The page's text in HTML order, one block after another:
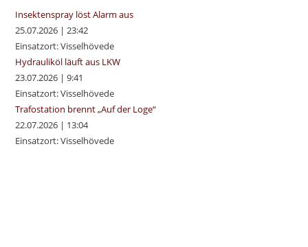
Insektenspray löst Alarm aus
25.07.2026 |23:42
Einsatzort: Visselhövede
Hydrauliköl läuft aus LKW
23.07.2026 |9:41
Einsatzort: Visselhövede
Trafostation brennt „Auf der Loge“
22.07.2026 | 13:04
Einsatzort: Visselhövede